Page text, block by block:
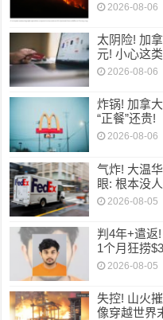
2026-08-06
太阴险! 加
元! 小心这
2026-08-06
炸锅! 加拿
“正餐”还贵!
2026-08-06
气炸! 大温
眼: 根本没
2026-08-05
判4年+遣返
1个月狂捞
2026-08-05
失控! 山火
像穿越世界